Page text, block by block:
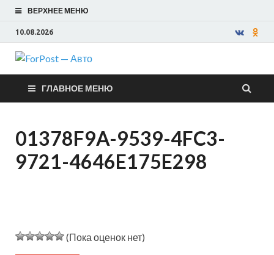
ВЕРХНЕЕ МЕНЮ
10.08.2026
ForPost —
Авто
ГЛАВНОЕ МЕНЮ
01378F9A-9539-4FC3-
9721-4646E175E298
(Пока оценок нет)